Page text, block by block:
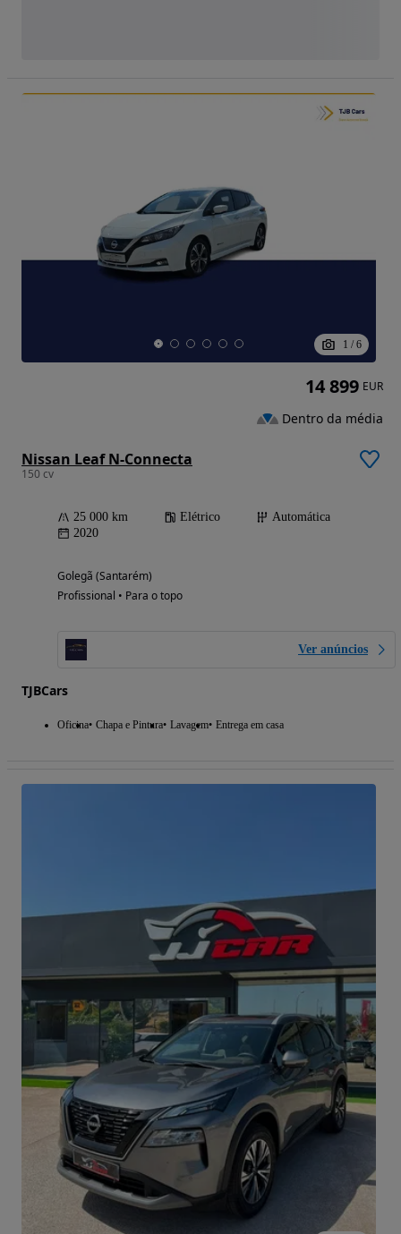
1 / 6
Nissan Leaf N-Connecta
150 cv
25 000 km Elétrico
Automática
2020
Golegã (Santarém)
Profissional • Para o topo
Ver anúncios
TJBCars
Oficina Chapa e Pintura Lavagem Entrega em casa
14 899 EUR
Dentro da média